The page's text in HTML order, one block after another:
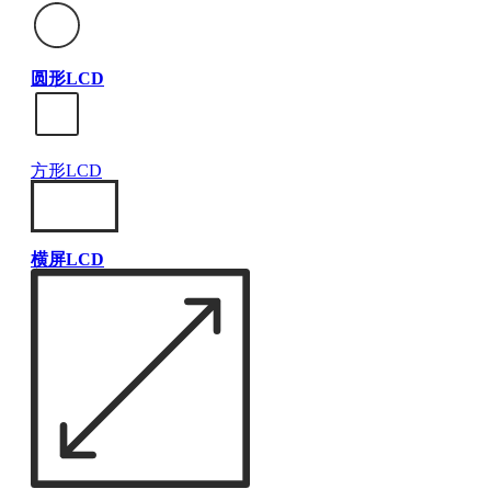
圆形LCD
方形LCD
横屏LCD